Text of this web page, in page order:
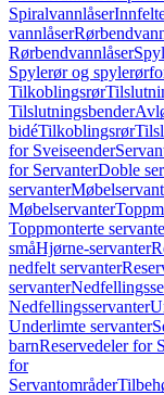
Spiralvannlåser
vannlåser
Rørbendvannlåser
Spylerør og
Tilkoblingsrør
Tilslutningsbender
bidéTilkoblingsrør
for Sveiseender
for ServanterDoble
servanter
Møbelservanter
Toppmonterte
småHjørne-servanter
nedfelt servanter
servanter
Nedfellingsservanter
Underlimte servanter
barnReservedeler for
for
Servantområder